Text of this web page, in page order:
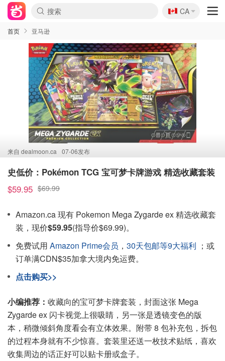
🇨🇦
CA
首页 亚马逊
来自 dealmoon.ca 07-06发布
史低价：Pokémon TCG 宝可梦卡牌游戏 精选收藏套装
$59.95 $69.99
Amazon.ca 现有 Pokemon Mega Zygarde ex 精选收藏套
装，现价$59.95(指导价$69.99)。
免费试用 Amazon Prime会员 ， 30天包邮等9大福利 ；或
订单满CDN$35加拿大境内免运费。
点击购买>>
小编推荐： 收藏向的宝可梦卡牌套装，封面这张 Mega
Zygarde ex 闪卡视觉上很吸睛，另一张是透镜变色的版
本，稍微倾斜角度看会有立体效果。附带 8 包补充包，拆包
的过程本身就有不少惊喜。套装里还送一枚技术贴纸，喜欢
收集周边的话正好可以贴卡册或盒子。